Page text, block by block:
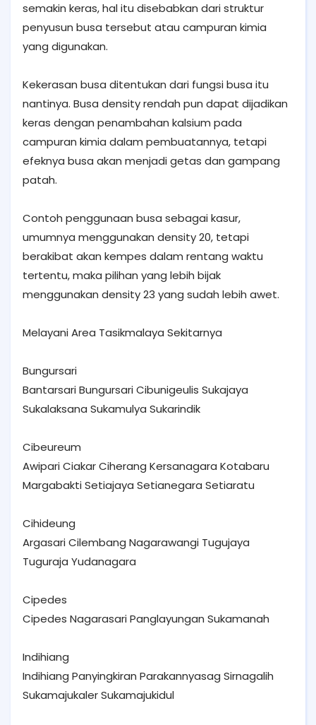
semakin keras, hal itu disebabkan dari struktur
penyusun busa tersebut atau campuran kimia
yang digunakan.
Kekerasan busa ditentukan dari fungsi busa itu
nantinya. Busa density rendah pun dapat dijadikan
keras dengan penambahan kalsium pada
campuran kimia dalam pembuatannya, tetapi
efeknya busa akan menjadi getas dan gampang
patah.
Contoh penggunaan busa sebagai kasur,
umumnya menggunakan density 20, tetapi
berakibat akan kempes dalam rentang waktu
tertentu, maka pilihan yang lebih bijak
menggunakan density 23 yang sudah lebih awet.
Melayani Area Tasikmalaya Sekitarnya
Bungursari
Bantarsari Bungursari Cibunigeulis Sukajaya
Sukalaksana Sukamulya Sukarindik
Cibeureum
Awipari Ciakar Ciherang Kersanagara Kotabaru
Margabakti Setiajaya Setianegara Setiaratu
Cihideung
Argasari Cilembang Nagarawangi Tugujaya
Tuguraja Yudanagara
Cipedes
Cipedes Nagarasari Panglayungan Sukamanah
Indihiang
Indihiang Panyingkiran Parakannyasag Sirnagalih
Sukamajukaler Sukamajukidul